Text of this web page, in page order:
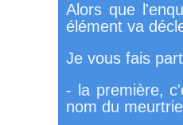
Alors que
élément va
Je vous fais
- la première,
nom du